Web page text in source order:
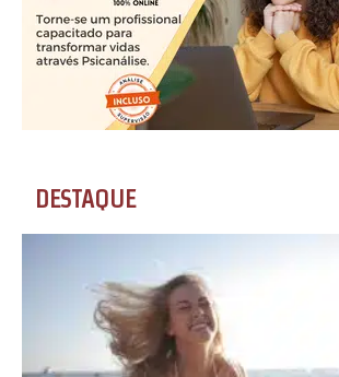
DESTAQUE